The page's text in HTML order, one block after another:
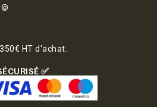
HT d'achat.
✅